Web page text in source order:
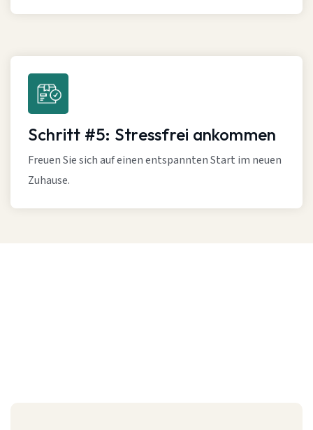
Schritt #5: Stressfrei ankommen
Freuen Sie sich auf einen entspannten Start im neuen
Zuhause.